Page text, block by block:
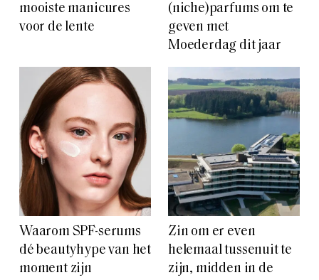
mooiste manicures
voor de lente
(niche)parfums om te
geven met
Moederdag dit jaar
Waarom SPF-serums
dé beautyhype van het
moment zijn
Zin om er even
helemaal tussenuit te
zijn, midden in de